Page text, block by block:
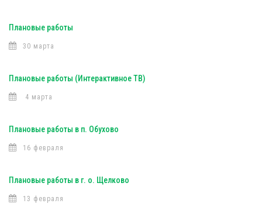
Плановые работы
30 марта
Плановые работы (Интерактивное ТВ)
4 марта
Плановые работы в п. Обухово
16 февраля
Плановые работы в г. о. Щелково
13 февраля